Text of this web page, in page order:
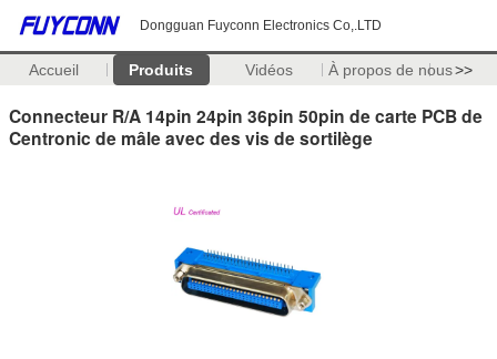
Dongguan Fuyconn Electronics Co,.LTD
Accueil Produits Vidéos À propos de nous>>
Connecteur R/A 14pin 24pin 36pin 50pin de carte PCB de
Centronic de mâle avec des vis de sortilège